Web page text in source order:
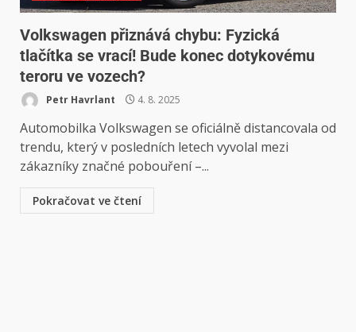
Volkswagen přiznává chybu: Fyzická
tlačítka se vrací! Bude konec dotykovému
teroru ve vozech?
Petr Havrlant 4. 8. 2025
Automobilka Volkswagen se oficiálně distancovala od
trendu, který v posledních letech vyvolal mezi
zákazníky značné pobouření –...
Pokračovat ve čtení